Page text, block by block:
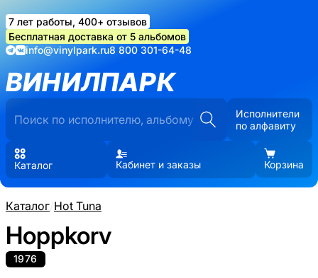
7 лет работы, 400+ отзывов
Бесплатная доставка от 5 альбомов
info@vinylpark.ru8 800 301-64-48
ВИНИЛПАРК
Исполнители
по алфавиту
Каталог Кабинет и заказы Корзина
Каталог/Hot Tuna
Hoppkorv
1976